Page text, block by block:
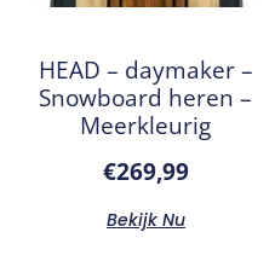
HEAD – daymaker –
Snowboard heren –
Meerkleurig
€269,99
Bekijk Nu